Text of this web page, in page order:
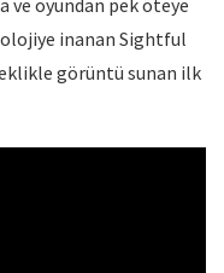
ve oyundan pek öteye
inanan Sightful
görüntü sunan ilk